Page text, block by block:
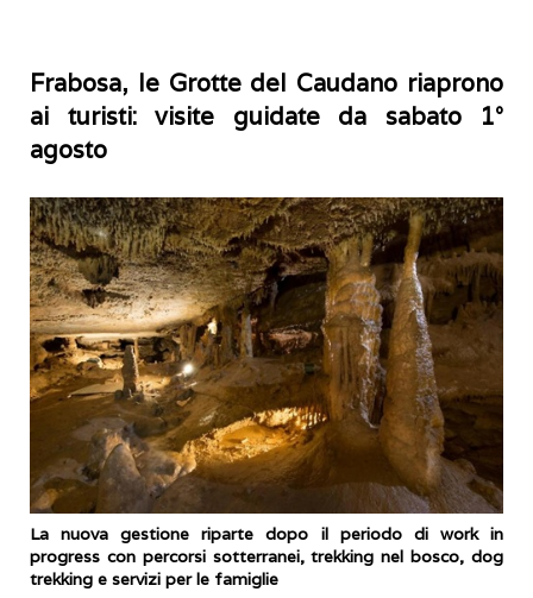
Frabosa, le Grotte del Caudano riaprono
ai turisti: visite guidate da sabato 1°
agosto
La nuova gestione riparte dopo il periodo di work in
progress con percorsi sotterranei, trekking nel bosco, dog
trekking e servizi per le famiglie